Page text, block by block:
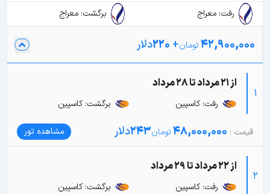
رفت: معراج
برگشت: معراج
42,900,000
+
220دلار
1
از 21 مرداد تا 28 مرداد
رفت: کاسپین برگشت: کاسپین
48,000,000
243دلار مشاهده تور
2
از 22 مرداد تا 29 مرداد
رفت: کاسپین برگشت: کاسپین